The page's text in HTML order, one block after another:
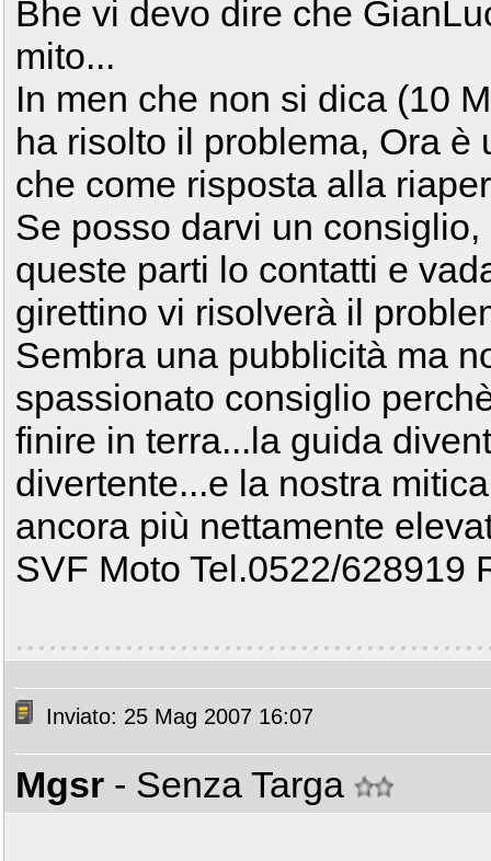
Bhe vi devo dire che
mito...
In men che non si dica (10
ha risolto il problema, Ora è
che come risposta alla
Se posso darvi un
queste parti lo contatti e
girettino vi risolverà il
Sembra una pubblicità ma
spassionato consiglio
finire in terra...la guida
divertente...e la nostra
ancora più nettamente
SVF Moto Tel.0522/628919
Inviato: 25 Mag 2007 16:07
Mgsr - Senza Targa